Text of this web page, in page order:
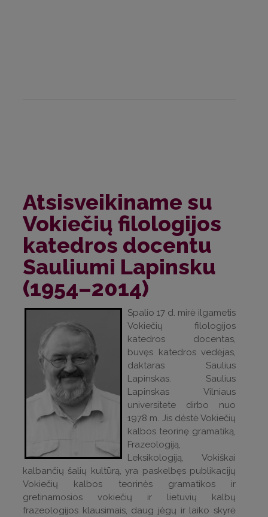
Atsisveikiname su
Vokiečių filologijos
katedros docentu
Sauliumi Lapinsku
(1954–2014)
Spalio 17 d. mirė ilgametis
Vokiečių filologijos
katedros docentas,
buvęs katedros vedėjas,
daktaras Saulius
Lapinskas. Saulius
Lapinskas Vilniaus
universitete dirbo nuo
1978 m. Jis dėstė Vokiečių
kalbos teorinę gramatiką,
Frazeologiją,
Leksikologiją, Vokiškai
kalbančių šalių kultūrą, yra paskelbęs publikacijų
Vokiečių kalbos teorinės gramatikos ir
gretinamosios vokiečių ir lietuvių kalbų
frazeologijos klausimais, daug jėgų ir laiko skyrė